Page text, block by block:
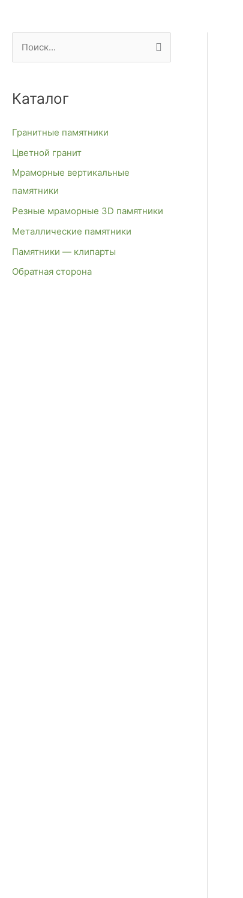
с
:
Каталог
Гранитные памятники
Цветной гранит
Мраморные вертикальные
памятники
Резные мраморные 3D памятники
Металлические памятники
Памятники — клипарты
Обратная сторона